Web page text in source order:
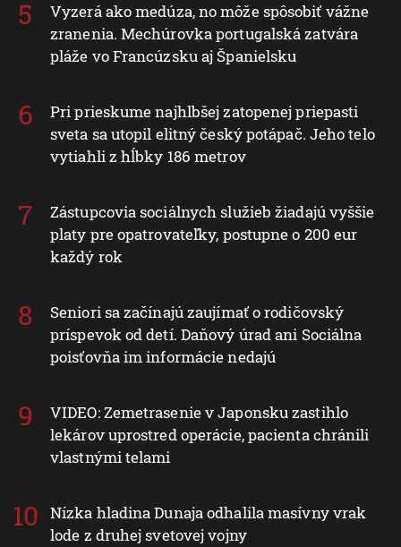
Vyzerá ako medúza, no môže spôsobiť vážne
zranenia. Mechúrovka portugalská zatvára
pláže vo Francúzsku aj Španielsku
Pri prieskume najhlbšej zatopenej priepasti
sveta sa utopil elitný český potápač. Jeho telo
vytiahli z hĺbky 186 metrov
Zástupcovia sociálnych služieb žiadajú vyššie
platy pre opatrovateľky, postupne o 200 eur
každý rok
Seniori sa začínajú zaujímať o rodičovský
príspevok od detí. Daňový úrad ani Sociálna
poisťovňa im informácie nedajú
VIDEO: Zemetrasenie v Japonsku zastihlo
lekárov uprostred operácie, pacienta chránili
vlastnými telami
Nízka hladina Dunaja odhalila masívny vrak
lode z druhej svetovej vojny